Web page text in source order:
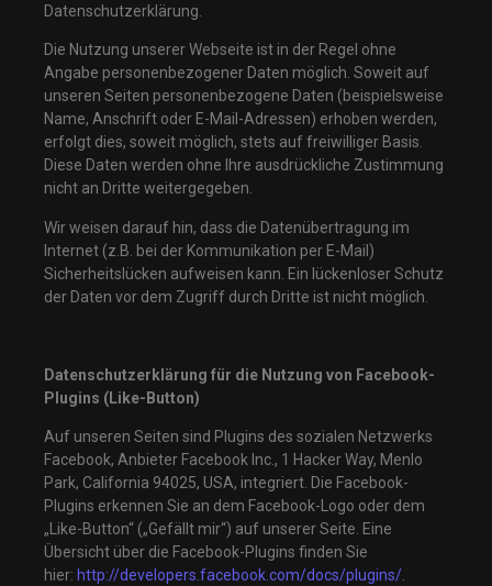
Datenschutzerklärung.
Die Nutzung unserer Webseite ist in der Regel ohne
Angabe personenbezogener Daten möglich. Soweit auf
unseren Seiten personenbezogene Daten (beispielsweise
Name, Anschrift oder E-Mail-Adressen) erhoben werden,
erfolgt dies, soweit möglich, stets auf freiwilliger Basis.
Diese Daten werden ohne Ihre ausdrückliche Zustimmung
nicht an Dritte weitergegeben.
Wir weisen darauf hin, dass die Datenübertragung im
Internet (z.B. bei der Kommunikation per E-Mail)
Sicherheitslücken aufweisen kann. Ein lückenloser Schutz
der Daten vor dem Zugriff durch Dritte ist nicht möglich.
Datenschutzerklärung für die Nutzung von Facebook-
Plugins (Like-Button)
Auf unseren Seiten sind Plugins des sozialen Netzwerks
Facebook, Anbieter Facebook Inc., 1 Hacker Way, Menlo
Park, California 94025, USA, integriert. Die Facebook-
Plugins erkennen Sie an dem Facebook-Logo oder dem
„Like-Button“ („Gefällt mir“) auf unserer Seite. Eine
Übersicht über die Facebook-Plugins finden Sie
hier: http://developers.facebook.com/docs/plugins/